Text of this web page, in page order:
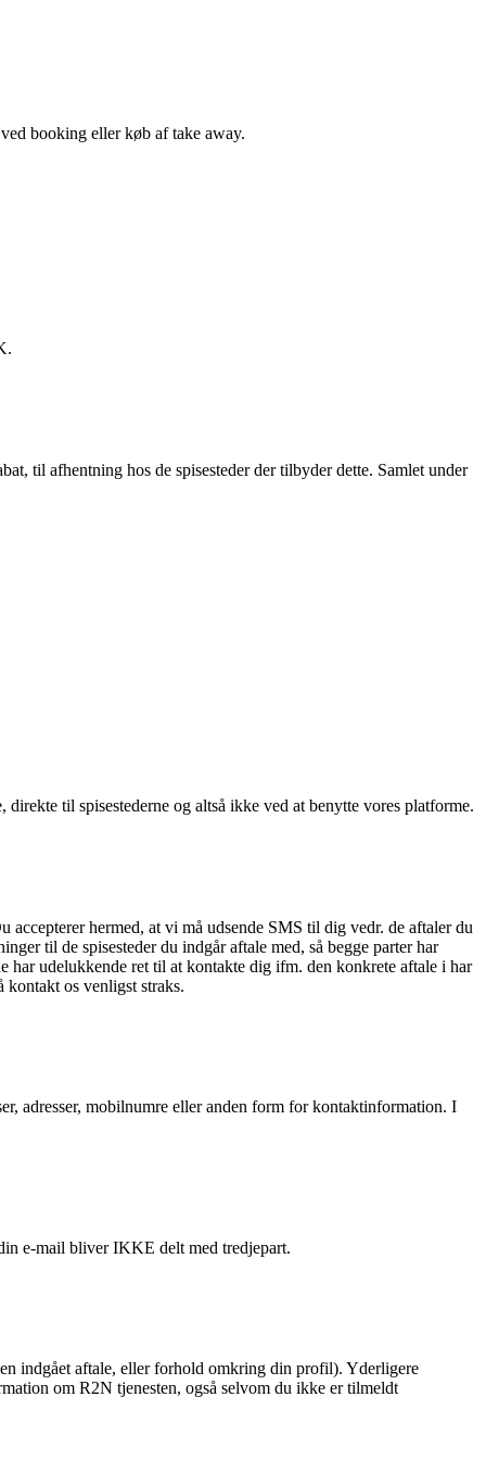
booking eller køb af take away.
til afhentning hos de spisesteder der tilbyder dette. Samlet under
til spisestederne og altså ikke ved at benytte vores platforme.
hermed, at vi må udsende SMS til dig vedr. de aftaler du
til de spisesteder du indgår aftale med, så begge parter har
udelukkende ret til at kontakte dig ifm. den konkrete aftale i har
kontakt os venligst straks.
adresser, mobilnumre eller anden form for kontaktinformation. I
e-mail bliver IKKE delt med tredjepart.
indgået aftale, eller forhold omkring din profil). Yderligere
om R2N tjenesten, også selvom du ikke er tilmeldt